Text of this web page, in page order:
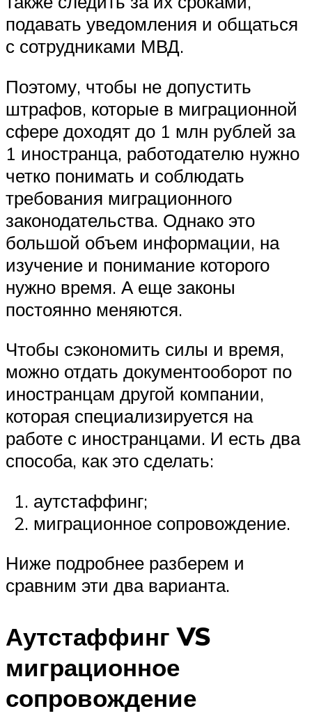
подавать уведомления и общаться
с сотрудниками МВД.
Поэтому, чтобы не допустить
штрафов, которые в миграционной
сфере доходят до 1 млн рублей за
1 иностранца, работодателю нужно
четко понимать и соблюдать
требования миграционного
законодательства. Однако это
большой объем информации, на
изучение и понимание которого
нужно время. А еще законы
постоянно меняются.
Чтобы сэкономить силы и время,
можно отдать документооборот по
иностранцам другой компании,
которая специализируется на
работе с иностранцами. И есть два
способа, как это сделать:
аутстаффинг;
миграционное сопровождение.
Ниже подробнее разберем и
сравним эти два варианта.
Аутстаффинг VS
миграционное
сопровождение